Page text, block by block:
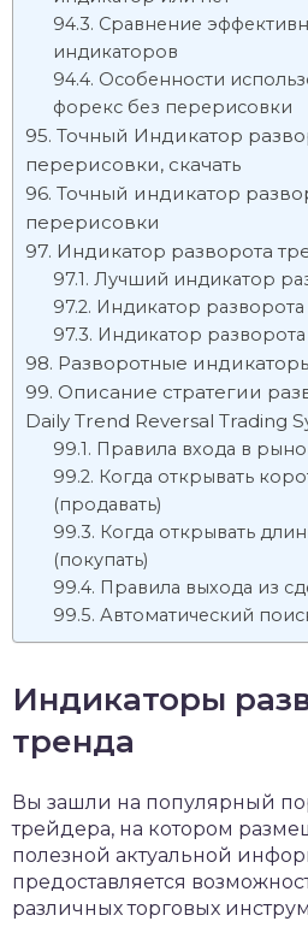
Сравнение
индикаторов
Особенности
форекс без перерисовки
Точный Индикатор
перерисовки, скачать
Точный индикатор
перерисовки
Индикатор разворота
Лучший индикатор
Индикатор
Индикатор
Разворотные
Описание стратегии
Daily Trend Reversal Trading
Правила входа в
Когда открывать
(продавать)
Когда открывать
(покупать)
Правила выхода из
Автоматический
Индикаторы
тренда
Вы зашли на популярный
трейдера, на котором
полезной актуальной
предоставляется
различных торговых